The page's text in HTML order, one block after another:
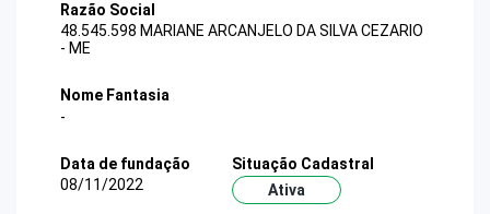
Razão Social
48.545.598 MARIANE ARCANJELO DA SILVA CEZARIO
- ME
Nome Fantasia
-
Data de fundação
08/11/2022
Situação Cadastral
Ativa